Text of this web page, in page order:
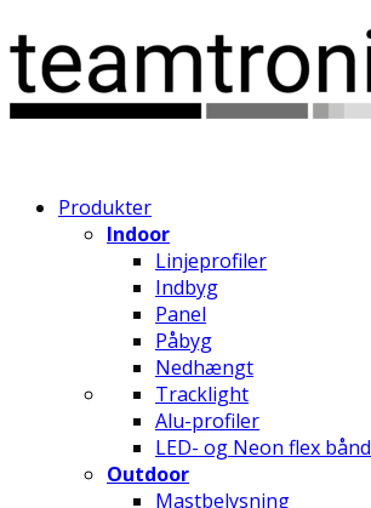
Produkter
Indoor
Linjeprofiler
Indbyg
Panel
Påbyg
Nedhængt
Tracklight
Alu-profiler
LED- og Neon flex bånd
Outdoor
Mastbelysning